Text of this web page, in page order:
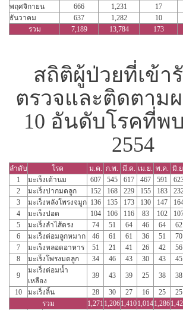
พฤศจิกายน
666 1,231 17
ธันวาคม
637 1,282 10
รวม
7,189 13,784 173
สถิติผู้ป่วยที่เข้า
ตรวจและติดตาม
10 อันดับโรคที่พ
2554
ลำดับ โรค ม.ค. ก.พ. มี.ค. เม.ย. พ.ค. มิ.
1
มะเร็งเต้านม 607 545 617 467 591
2
มะเร็งปากมดลูก 152 168 229 155 183
3
มะเร็งหลังโพรงจมูก 136 135 173 130 147
4
มะเร็งปอด 104 106 116 83 102
5
มะเร็งลำไส้ตรง 74 51 64 46 64 62
6
มะเร็งต่อมลูกหมาก 46 61 61 36 51 70
7
มะเร็งหลอดอาหาร 51 21 41 26 42 56
8
มะเร็งโพรงมดลูก 34 46 43 30 43 45
9
มะเร็งต่อมน้ำ
เหลือง
39 43 39 25 38 38
10
มะเร็งลิ้น 28 30 27 16 25 25
รวม
1,271 1,2061,4101,0141,286